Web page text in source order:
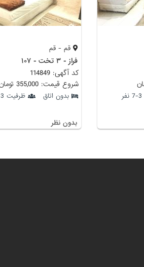
قم - قم
فراز - ۳ تخت - ۱۰۷
کد آگهی: 114849
شروع قیمت: 355,000 تومان
بدون اتاق ظرفیت 3-7 نفر
بدون نظر